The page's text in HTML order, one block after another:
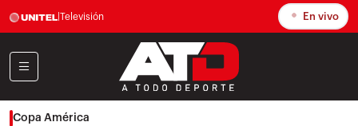
Televisión En vivo
Copa América